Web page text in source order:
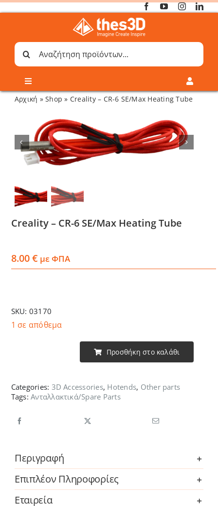
Μετάβαση
Αναζήτηση
για:
Toggle
Navigation
Online 3D Printing
Outlet
Academy
Επικοινωνία
Toggle
Καλάθι
Λογαριασμός
Αρχική »Shop » Creality – CR-6 SE/Max Heating Tube
Creality – CR-6 SE/Max Heating Tube
8.00€ με ΦΠΑ
SKU: 03170
1 σε απόθεμα
CR-
6
Προσθήκη στο καλάθι
Categories: 3D Accessories, Hotends, Other parts
Tags:Ανταλλακτικά/Spare Parts
Περιγραφή
Επιπλέον Πληροφορίες
Εταιρεία